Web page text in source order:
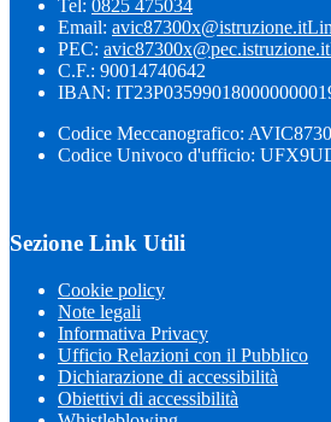
Tel: 0825 475034
Email: avic87300x@istruzione.it
PEC: avic87300x@pec.istruzione.it
C.F.: 90014740642
IBAN:
Codice Meccanografico:
Codice Univoco d'ufficio:
Sezione Link Utili
Cookie policy
Note legali
Informativa Privacy
Ufficio Relazioni con il Pubblico
Dichiarazione di accessibilità
Obiettivi di accessibilità